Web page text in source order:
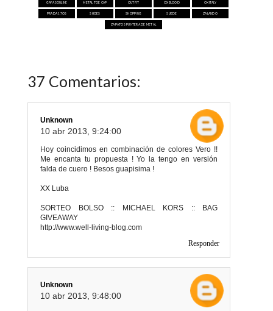
GAFASONLINE METAL TOE CAP OUTFIT OXBLOOD OXITALY
PRADA 17OS SHOES SHOPPING SUEDE ZALANDO
ZAPATOS PUNTERA DE METAL
37 Comentarios:
Unknown
10 abr 2013, 9:24:00
Hoy coincidimos en combinación de colores Vero !!
Me encanta tu propuesta ! Yo la tengo en versión
falda de cuero ! Besos guapisima !
XX Luba
SORTEO BOLSO :: MICHAEL KORS :: BAG
GIVEAWAY
http://www.well-living-blog.com
Responder
Unknown
10 abr 2013, 9:48:00